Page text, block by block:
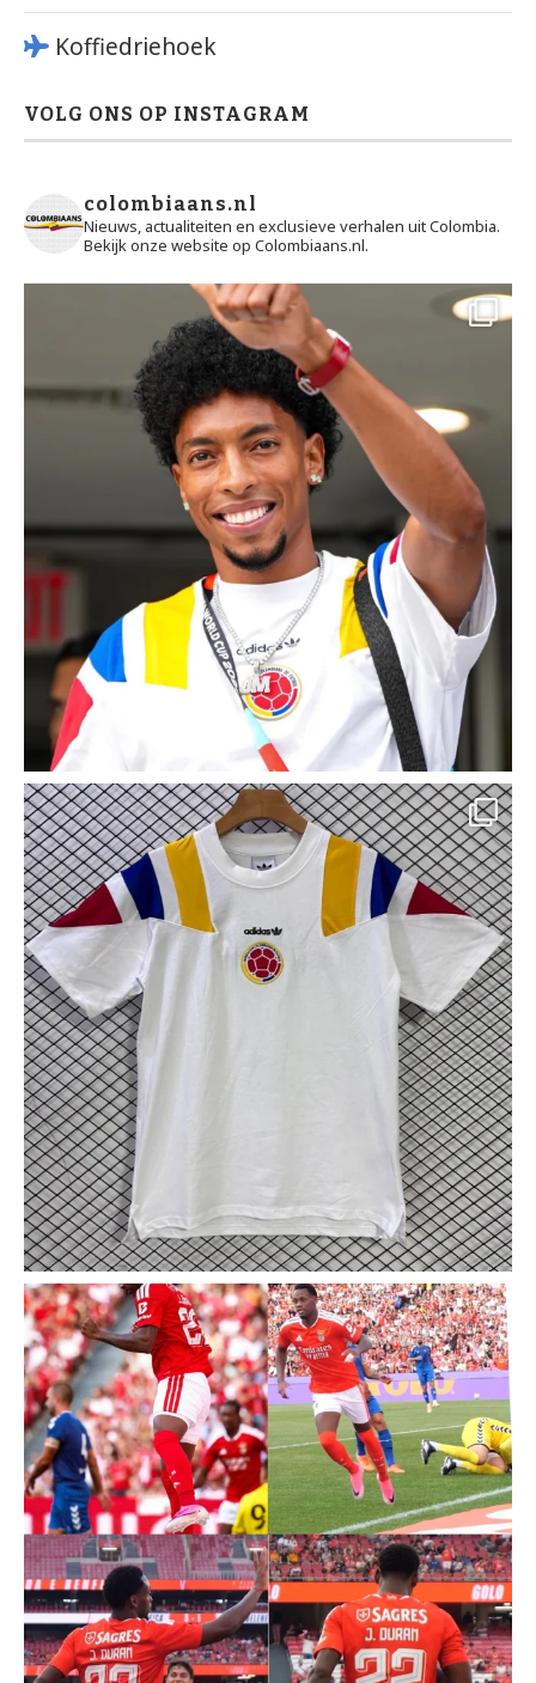
Koffiedriehoek
VOLG ONS OP INSTAGRAM
colombiaans.nl
Nieuws, actualiteiten en exclusieve verhalen uit Colombia.
Bekijk onze website op Colombiaans.nl.